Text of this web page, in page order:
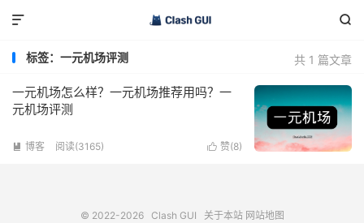


共 1 篇文章
标签：一元机场评测
一元机场怎么样？一元机场推荐用吗？一
元机场评测
 赞(8)
 博客 阅读(3165)
© 2022-2026 Clash GUI 关于本站 网站地图